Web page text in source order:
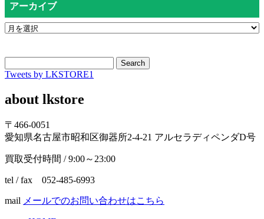
アーカイブ
Search
Tweets by LKSTORE1
about lkstore
〒466-0051
愛知県名古屋市昭和区御器所2-4-21 アルセラディペンダD号
買取受付時間 / 9:00～23:00
tel / fax 052-485-6993
mail メールでのお問い合わせはこちら